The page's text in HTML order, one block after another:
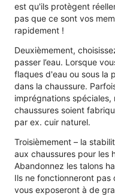
est qu'ils protègent
pas que ce sont vos
rapidement !
Deuxièmement,
passer l’eau. Lorsque
flaques d'eau ou sous la
dans la chaussure.
imprégnations
chaussures soient
par ex. cuir naturel.
Troisièmement – ​​la
aux chaussures pour les
Abandonnez les talons
Ils ne fonctionneront
vous exposeront à de